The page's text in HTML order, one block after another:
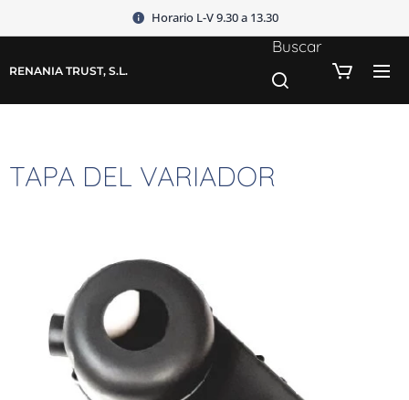
Horario L-V 9.30 a 13.30
RENANIA TRUST, S.L.
Buscar
TAPA DEL VARIADOR